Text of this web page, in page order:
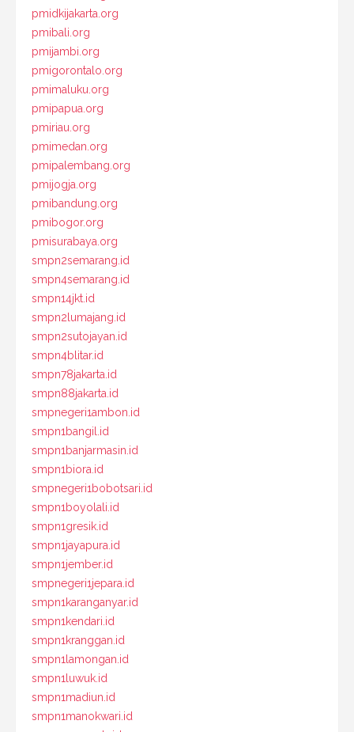
pmidkijakarta.org
pmibali.org
pmijambi.org
pmigorontalo.org
pmimaluku.org
pmipapua.org
pmiriau.org
pmimedan.org
pmipalembang.org
pmijogja.org
pmibandung.org
pmibogor.org
pmisurabaya.org
smpn2semarang.id
smpn4semarang.id
smpn14jkt.id
smpn2lumajang.id
smpn2sutojayan.id
smpn4blitar.id
smpn78jakarta.id
smpn88jakarta.id
smpnegeri1ambon.id
smpn1bangil.id
smpn1banjarmasin.id
smpn1biora.id
smpnegeri1bobotsari.id
smpn1boyolali.id
smpn1gresik.id
smpn1jayapura.id
smpn1jember.id
smpnegeri1jepara.id
smpn1karanganyar.id
smpn1kendari.id
smpn1kranggan.id
smpn1lamongan.id
smpn1luwuk.id
smpn1madiun.id
smpn1manokwari.id